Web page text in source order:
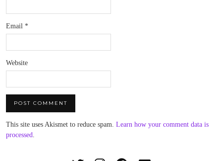
Email *
Website
This site uses Akismet to reduce spam. Learn how your comment data is
processed.